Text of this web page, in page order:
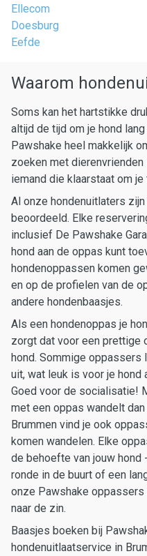
Ellecom
Doesburg
Eefde
Waarom
Soms kan het hartstikke
altijd de tijd om je hond
Pawshake heel makkelijk
zoeken met
iemand die klaarstaat om je
Al onze hondenuitlaters
beoordeeld. Elke
inclusief De Pawshake
hond aan de oppas kunt
hondenoppassen komen
en op de profielen van de
andere hondenbaasjes.
Als een hondenoppas je
zorgt dat voor een prettige
hond. Sommige oppassers
uit, wat leuk is voor je hond
Goed voor de socialisatie!
met een oppas wandelt
Brummen vind je ook
komen wandelen. Elke
de behoefte van jouw hond
ronde in de buurt of een
onze Pawshake oppassers
naar de zin.
Baasjes boeken bij
hondenuitlaatservice in